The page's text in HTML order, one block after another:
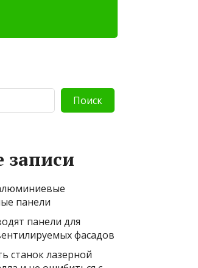
Поиск
записи
панели
панели для
фасадов
станок лазерной